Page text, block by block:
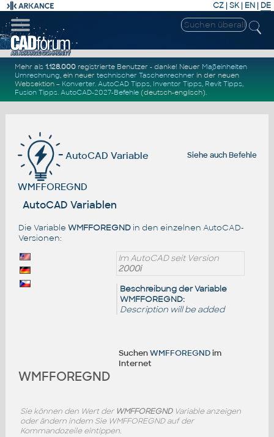
CZ | SK| EN | DE
Mehr als1.128.000 registrierte Benutzer - danke! Neuer Maßeinheiten
Umrechnung, ein neuertechnischer Taschenrechner in der neuen
Websektion – Konverter.AutoCAD Tipps, Inventor Tipps, Revit Tipps,
Fusion Tipps.AutoCAD-2027-Befehle (deutsch-englisch).
Siehe auchBefehle
AutoCAD Variable
WMFFOREGND
AutoCAD Variablen
Die Variable WMFFOREGNDin den einzelnen AutoCAD-
Versionen:
Im AutoCAD seit Version
2000i
Beschreibung der Variable
WMFFOREGND:
Description will be added
SuchenWMFFOREGNDim
Internet
WMFFOREGND
Sie können den Wert der WMFFOREGNDVariable anzeigen
oder ändern indem Sie WMFFOREGND auf der
Kommandozeile eintippen.